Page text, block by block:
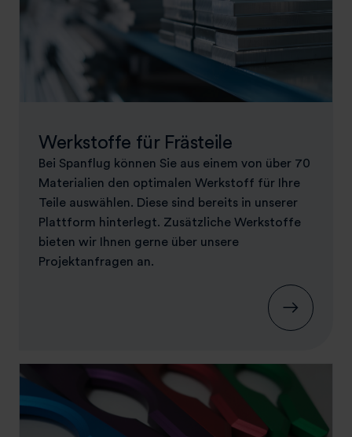
Werkstoffe für Frästeile
Bei Spanflug können Sie aus einem von über 70
Materialien den optimalen Werkstoff für Ihre
Teile auswählen. Diese sind bereits in unserer
Plattform hinterlegt. Zusätzliche Werkstoffe
bieten wir Ihnen gerne über unsere
Projektanfragen an.